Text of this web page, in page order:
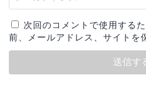
次回のコメントで使用する
前、メールアドレス、サイトを